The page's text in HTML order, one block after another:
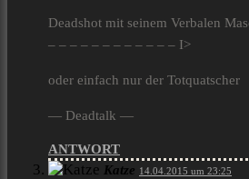
Deadshot mit seinem Verbalen
– – – – – – – – – – – – I>
oder einfach nur der Totquatscher
— Deadtalk —
ANTWORT
Katze 14.04.2015 um 23:25